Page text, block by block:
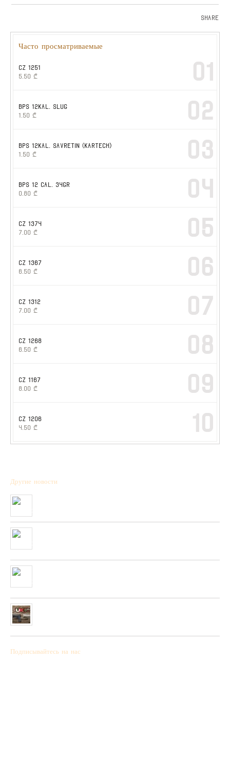
Share
Часто просматриваемые
CZ 1251
5.50 ₾ 01
BPS 12kal. slug
1.50 ₾ 02
BPS 12kal. SAVRETIN (KARTECH)
1.50 ₾ 03
BPS 12 cal. 34gr
0.80 ₾ 04
CZ 1374
7.00 ₾ 05
CZ 1367
6.50 ₾ 06
CZ 1312
7.00 ₾ 07
CZ 1268
6.50 ₾ 08
CZ 1167
8.00 ₾ 09
CZ 1206
4.50 ₾ 10
Другие новости
Подписывайтесь на нас